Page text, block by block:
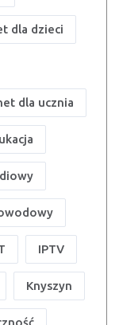
dla dzieci
dla ucznia
IPTV
Knyszyn